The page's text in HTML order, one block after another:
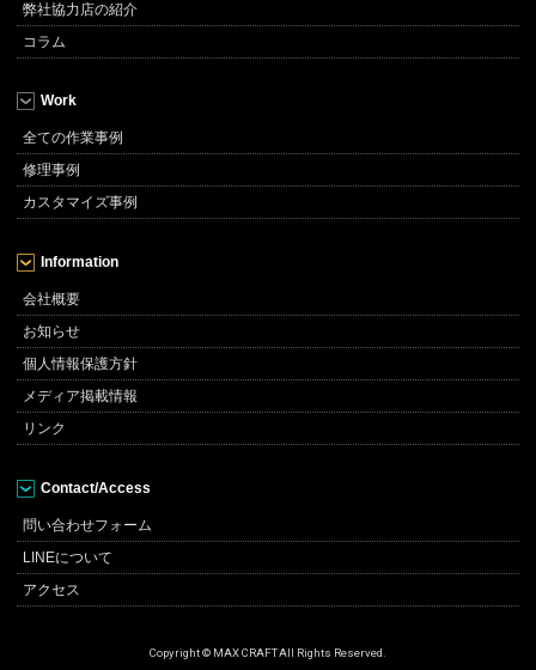
弊社協力店の紹介
コラム
Work
全ての作業事例
修理事例
カスタマイズ事例
Information
会社概要
お知らせ
個人情報保護方針
メディア掲載情報
リンク
Contact/Access
問い合わせフォーム
LINEについて
アクセス
Copyright © MAX CRAFT All Rights Reserved.